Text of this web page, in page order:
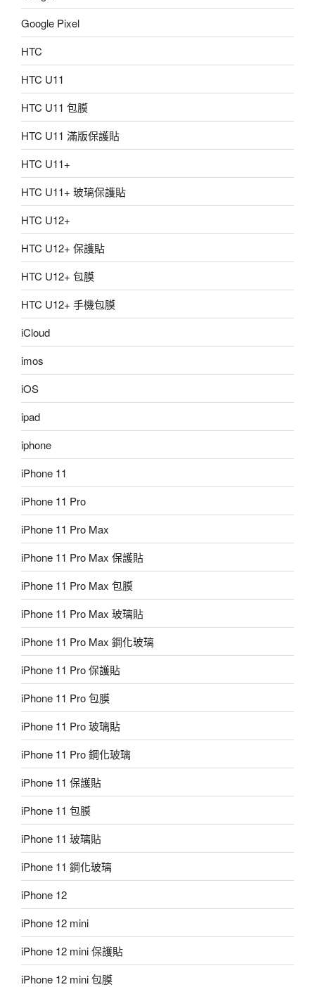
Google Pixel
HTC
HTC U11
HTC U11 包膜
HTC U11 滿版保護貼
HTC U11+
HTC U11+ 玻璃保護貼
HTC U12+
HTC U12+ 保護貼
HTC U12+ 包膜
HTC U12+ 手機包膜
iCloud
imos
iOS
ipad
iphone
iPhone 11
iPhone 11 Pro
iPhone 11 Pro Max
iPhone 11 Pro Max 保護貼
iPhone 11 Pro Max 包膜
iPhone 11 Pro Max 玻璃貼
iPhone 11 Pro Max 鋼化玻璃
iPhone 11 Pro 保護貼
iPhone 11 Pro 包膜
iPhone 11 Pro 玻璃貼
iPhone 11 Pro 鋼化玻璃
iPhone 11 保護貼
iPhone 11 包膜
iPhone 11 玻璃貼
iPhone 11 鋼化玻璃
iPhone 12
iPhone 12 mini
iPhone 12 mini 保護貼
iPhone 12 mini 包膜